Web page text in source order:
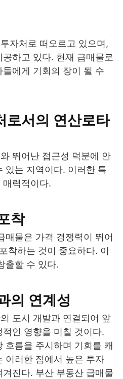
자처로 떠오르고 있으며,
하고 있다. 현재 급매물로
에게 기회의 장이 될 수
로서의 연산로타
뛰어난 접근성 덕분에 안
있는 지역이다. 이러한 특
매력적이다.
착
매물은 가격 경쟁력이 뛰어
착하는 것이 중요하다. 이
출할 수 있다.
의 연계성
도시 개발과 연결되어 앞
인 영향을 미칠 것이다.
흐름을 주시하며 기회를 캐
이러한 점에서 높은 투자
진다. 부산 부동산 급매물